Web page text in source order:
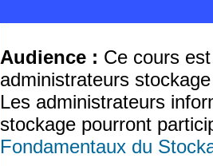
Audience : Ce cours
administrateurs
Les administrateurs
stockage pourront
Fondamentaux du